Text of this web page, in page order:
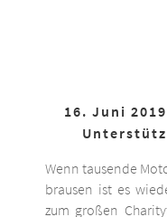
16. Juni
Wenn tausende
brausen ist es
zum großen